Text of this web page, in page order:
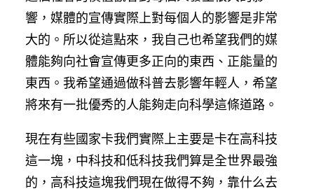
響，媒體的宣傳實際上對每個人的影響是非常
大的。所以從這點來，我自己也希望我們的媒
體能夠向社會宣傳更多正向的東西、正能量的
東西。我希望通過做科普去影響年輕人，希望
將來有一批優秀的人能夠走向科學這條道路。
現在有些國家卡我們實際上主要是卡在高科技
這一塊，中科技和低科技我們算是全世界最強
的，高科技這塊我們現在做得不夠，靠什么去